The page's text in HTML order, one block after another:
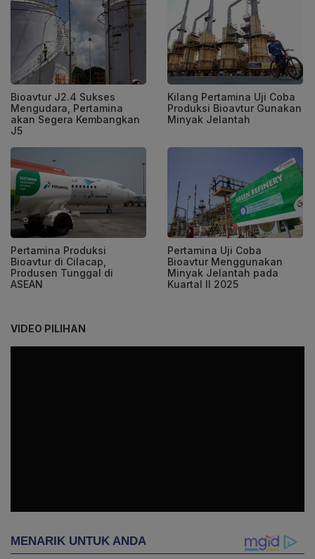
Bioavtur J2.4 Sukses
Mengudara, Pertamina
akan Segera Kembangkan
J5
Kilang Pertamina Uji Coba
Produksi Bioavtur Gunakan
Minyak Jelantah
Pertamina Produksi
Bioavtur di Cilacap,
Produsen Tunggal di
ASEAN
Pertamina Uji Coba
Bioavtur Menggunakan
Minyak Jelantah pada
Kuartal II 2025
VIDEO PILIHAN